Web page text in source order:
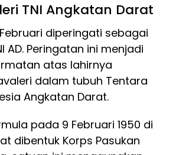
TNI Angkatan Darat
diperingati sebagai
AD. Peringatan ini menjadi
atas lahirnya
dalam tubuh Tentara
Angkatan Darat.
pada 9 Februari 1950 di
dibentuk Korps Pasukan